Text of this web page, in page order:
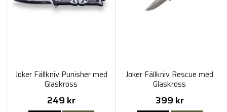
Joker Fällkniv Punisher med
Glaskross
249 kr
Joker Fällkniv Rescue med
Glaskross
399 kr